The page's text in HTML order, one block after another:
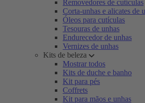
Removedores de cutículas
Corta-unhas e alicates de
Óleos para cutículas
Tesouras de unhas
Endurecedor de unhas
Vernizes de unhas
Kits de beleza
Mostrar todos
Kits de duche e banho
Kit para pés
Coffrets
Kit para mãos e unhas